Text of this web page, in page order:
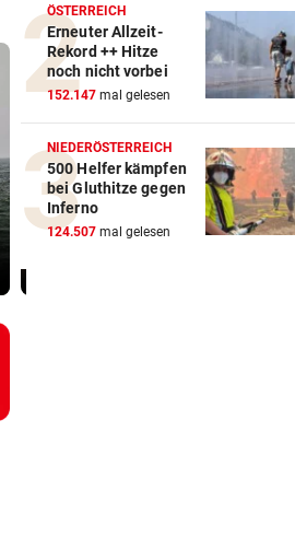
In Saalfelden
erwartet! Ilzer-
ÖSTERREICH
Erneuter Allzeit-
Rekord ++ Hitze
noch nicht vorbei
152.147 mal gelesen
NIEDERÖSTERREICH
500 Helfer kämpfen
bei Gluthitze gegen
Inferno
124.507 mal gelesen